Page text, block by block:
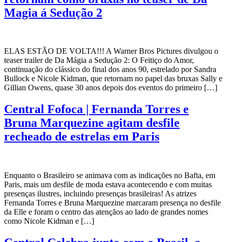
Magia á Sedução 2
ELAS ESTÃO DE VOLTA!!! A Warner Bros Pictures divulgou o
teaser trailer de Da Mágia a Sedução 2: O Feitiço do Amor,
continuação do clássico do final dos anos 90, estrelado por Sandra
Bullock e Nicole Kidman, que retornam no papel das bruxas Sally e
Gillian Owens, quase 30 anos depois dos eventos do primeiro […]
Central Fofoca | Fernanda Torres e
Bruna Marquezine agitam desfile
recheado de estrelas em Paris
Enquanto o Brasileiro se animava com as indicações no Bafta, em
Paris, mais um desfile de moda estava acontecendo e com muitas
presenças ilustres, incluindo presenças brasileiras! As atrizes
Fernanda Torres e Bruna Marquezine marcaram presença no desfile
da Elle e foram o centro das atençãos ao lado de grandes nomes
como Nicole Kidman e […]